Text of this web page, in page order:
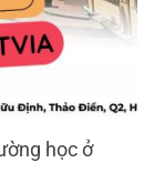
học ở